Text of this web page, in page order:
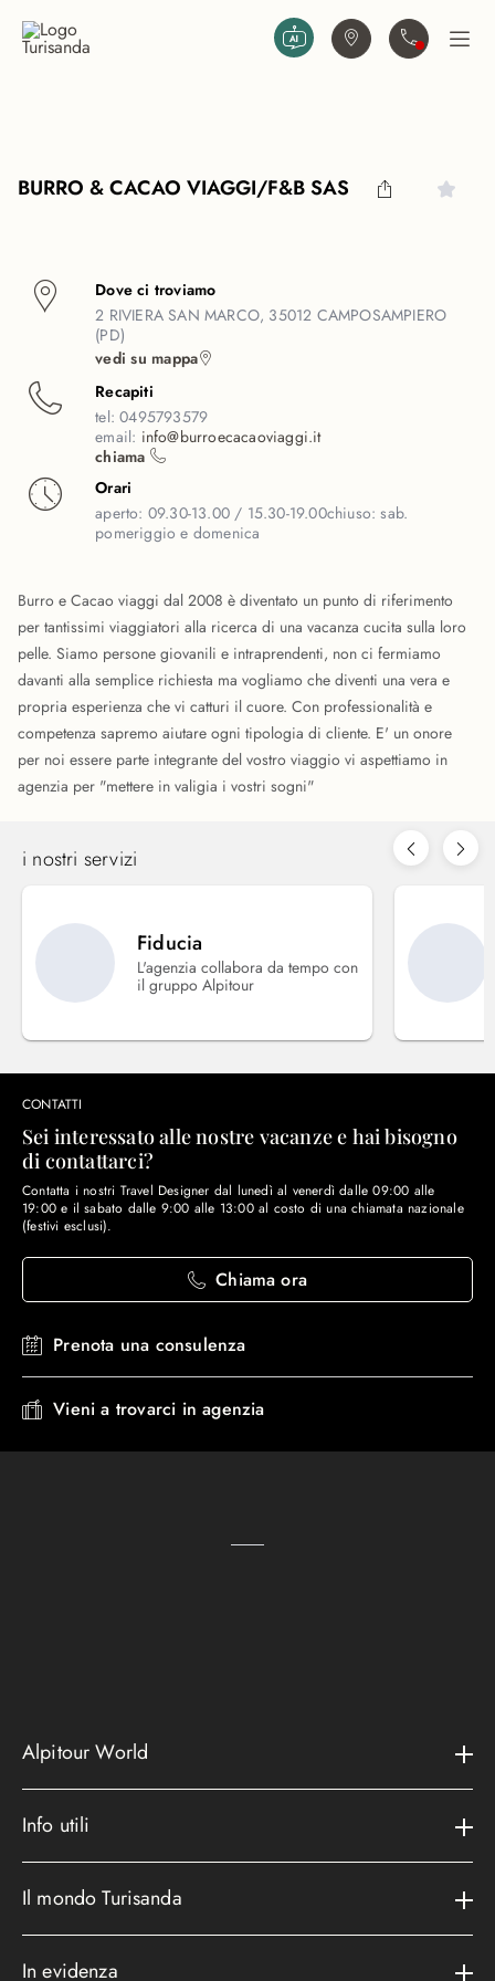
Trova agenziaContattaciApri
BURRO & CACAO VIAGGI/F&B SAS
Dove ci troviamo
2 RIVIERA SAN MARCO, 35012 CAMPOSAMPIERO
(PD)
vedi su mappa
Recapiti
tel:0495793579
email: info@burroecacaoviaggi.it
chiama
Orari
aperto: 09.30-13.00 / 15.30-19.00chiuso:sab.
pomeriggio e domenica
Burro e Cacao viaggi dal 2008 è diventato un punto di riferimento
per tantissimi viaggiatori alla ricerca di una vacanza cucita sulla loro
pelle. Siamo persone giovanili e intraprendenti, non ci fermiamo
davanti alla semplice richiesta ma vogliamo che diventi una vera e
propria esperienza che vi catturi il cuore. Con professionalità e
competenza sapremo aiutare ogni tipologia di cliente. E' un onore
per noi essere parte integrante del vostro viaggio vi aspettiamo in
agenzia per "mettere in valigia i vostri sogni"
i nostri servizi
Fiducia
L'agenzia collabora da tempo con
il gruppo Alpitour
CONTATTI
Sei interessato alle nostre vacanze e hai bisogno
di contattarci?
Contatta i nostri Travel Designer dal lunedì al venerdì dalle 09:00 alle
19:00 e il sabato dalle 9:00 alle 13:00 al costo di una chiamata nazionale
(festivi esclusi).
Chiama ora
Prenota una consulenza
Vieni a trovarci in agenzia
Alpitour World
AWARD
Area riservata
Info utili
Metodi di pagamento
Il mondo Turisanda
In evidenza